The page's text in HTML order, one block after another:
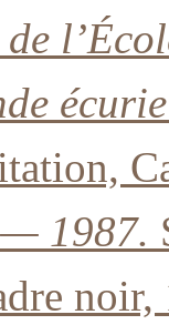
1987.
noir,